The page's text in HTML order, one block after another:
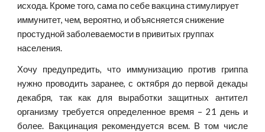
исхода. Кроме того, сама по себе вакцина стимулирует
иммунитет, чем, вероятно, и объясняется снижение
простудной заболеваемости в привитых группах
населения.
Хочу предупредить, что иммунизацию против гриппа
нужно проводить заранее, с октября до первой декады
декабря, так как для выработки защитных антител
организму требуется определенное время – 21 день и
более. Вакцинация рекомендуется всем. В том числе